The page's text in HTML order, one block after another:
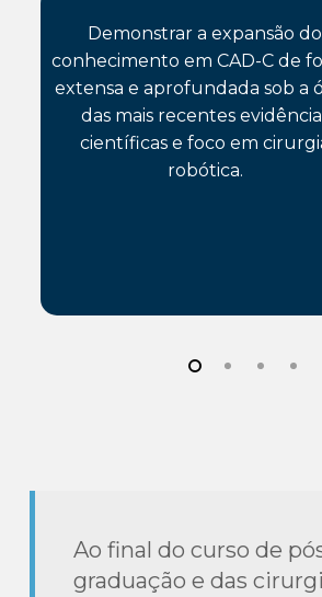
Demonstrar a expansão do
conhecimento em CAD-C de
extensa e aprofundada sob a
das mais recentes
científicas e foco em
robótica.
Ao final do curso de
graduação e das